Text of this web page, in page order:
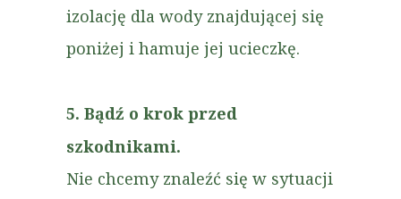
izolację dla wody znajdującej się
poniżej i hamuje jej ucieczkę.
5. Bądź o krok przed
szkodnikami.
Nie chcemy znaleźć się w sytuacji